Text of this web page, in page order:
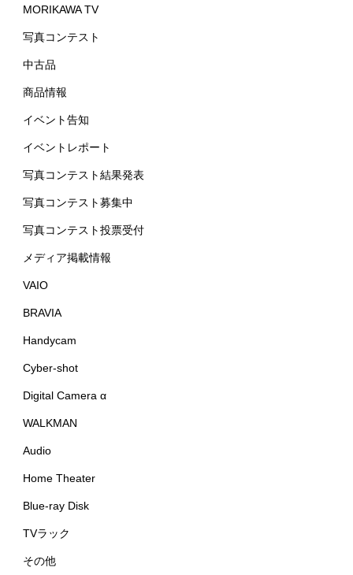
MORIKAWA TV
写真コンテスト
中古品
商品情報
イベント告知
イベントレポート
写真コンテスト結果発表
写真コンテスト募集中
写真コンテスト投票受付
メディア掲載情報
VAIO
BRAVIA
Handycam
Cyber-shot
Digital Camera α
WALKMAN
Audio
Home Theater
Blue-ray Disk
TVラック
その他